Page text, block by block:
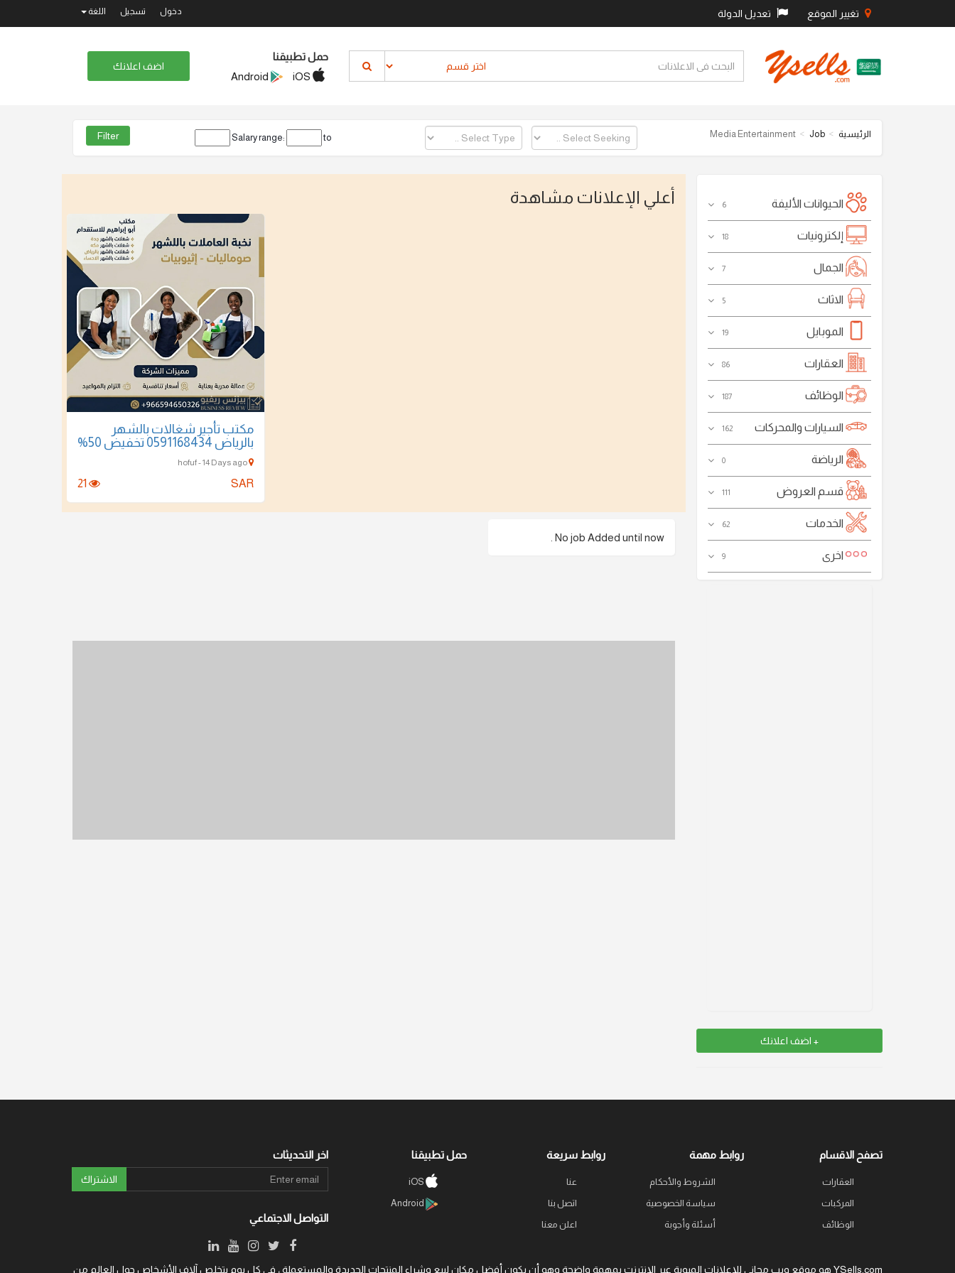
تغيير الموقع تعديل الدولة دخول تسجيل اللغة
حمل تطبيقنا
اضف اعلانك
الرئيسية Job
Media Entertainment
Salary range: to
الحيوانات الأليفة 6
إلكترونيات 18
الجمال 7
الاثاث 5
الموبايل 19
العقارات 86
الوظائف 187
السيارات والمحركات 162
الرياضة 0
قسم العروض 111
الخدمات 62
اخرى 9
+ اضف اعلانك
أعلي الإعلانات مشاهدة
مكتب تأجير شغالات بالشهر
بالرياض 0591168434 تخفيض 50%
hofuf - 14 Days ago
SAR
21
No job Added until now .
تصفح الاقسام
العقارات
المركبات
الوظائف
روابط مهمة
الشروط والأحكام
سياسة الخصوصية
أسئلة وأجوبة
روابط سريعة
عنا
اتصل بنا
اعلن معنا
حمل تطبيقنا اخر التحديثات
الاشتراك
التواصل الاجتماعي
YSells.com هو موقع ويب مجاني للإعلانات المبوبة عبر الإنترنت بمهمة واضحة وهو أن يكون أفضل مكان لبيع وشراء المنتجات الجديدة والمستعملة ، في كل يوم يتخلص آلاف الأشخاص حول العالم من